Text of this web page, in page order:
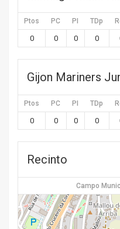
Ptos PC PI TDp
0 0 0 0
Gijon Mariners
Ptos PC PI TDp
0 0 0 0
Recinto
Campo